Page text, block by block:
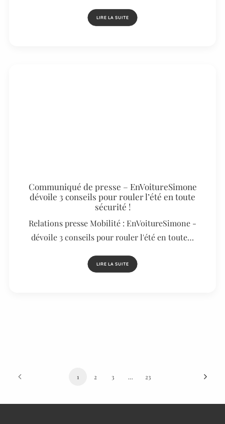
LIRE LA SUITE
Communiqué de presse – EnVoitureSimone
dévoile 3 conseils pour rouler l’été en toute
sécurité !
Relations presse Mobilité : EnVoitureSimone -
dévoile 3 conseils pour rouler l'été en toute…
LIRE LA SUITE
1 2 3 … 23